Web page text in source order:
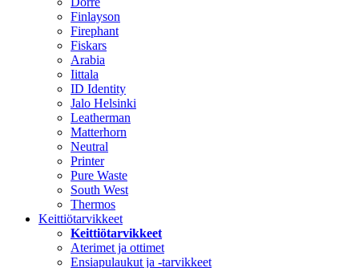
Finlayson
Firephant
Fiskars
Arabia
Iittala
ID Identity
Jalo Helsinki
Leatherman
Matterhorn
Neutral
Printer
Pure Waste
South West
Thermos
Keittiötarvikkeet
Keittiötarvikkeet
Aterimet ja ottimet
Ensiapulaukut ja -tarvikkeet